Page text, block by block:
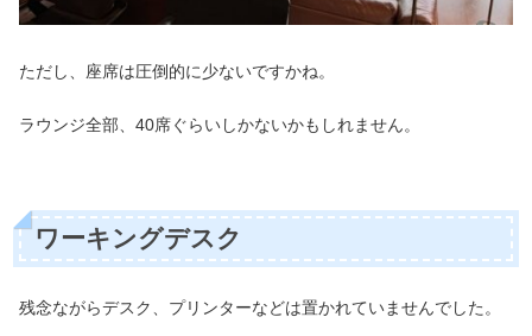
ただし、座席は圧倒的に少ないですかね。
ラウンジ全部、40席ぐらいしかないかもしれません。
ワーキングデスク
残念ながらデスク、プリンターなどは置かれていませんでした。